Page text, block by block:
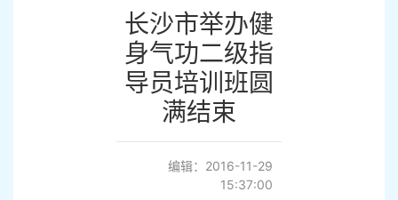
长沙市举办健
身气功二级指
导员培训班圆
满结束
编辑：2016-11-29
15:37:00